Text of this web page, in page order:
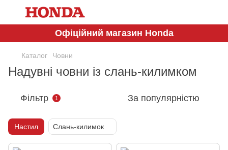
Офіційний магазин Honda
Каталог Човни
Надувні човни із слань-килимком
Фільтр 1 За популярністю
Настил Слань-килимок